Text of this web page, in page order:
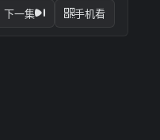
下一集 手机看